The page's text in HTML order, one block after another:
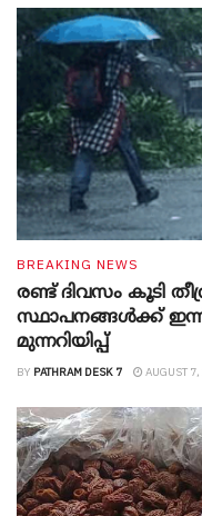
BREAKING NEWS
രണ്ട് ദിവസം കൂടി
സ്ഥാപനങ്ങൾക്ക്
മുന്നറിയിപ്പ്
BY PATHRAM DESK 7 AUGUST